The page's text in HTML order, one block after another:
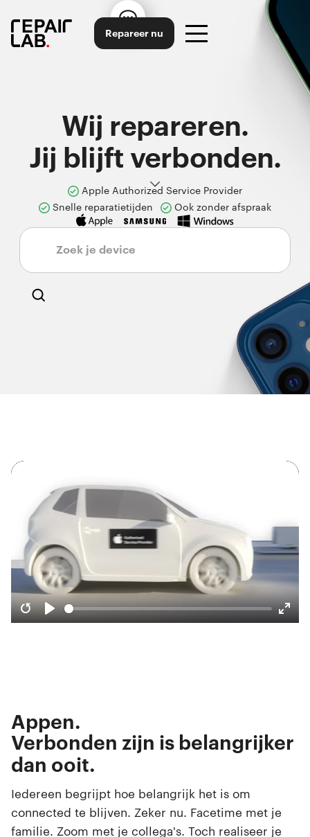
Repareer nu
Wij repareren.
Jij blijft verbonden.
Apple Authorized Service Provider
Snelle reparatietijden
Ook zonder afspraak
Appen.
Streamen.
Gamen.
Browsen.
Swipen.
Selfies maken.
Verbonden zijn is belangrijker
dan ooit.
Iedereen begrijpt hoe belangrijk het is om
connected te blijven. Zeker nu. Facetime met je
familie. Zoom met je collega's. Toch realiseer je
RestartPlay
Enter